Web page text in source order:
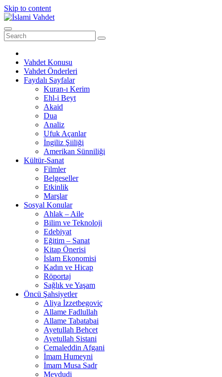
Skip to content
Vahdet Konusu
Vahdet Önderleri
Faydalı Sayfalar
Kuran-ı Kerim
Ehl-i Beyt
Akaid
Dua
Analiz
Ufuk Açanlar
İngiliz Şiiliği
Amerikan Sünniliği
Kültür-Sanat
Filmler
Belgeseller
Etkinlik
Marşlar
Sosyal Konular
Ahlak – Aile
Bilim ve Teknoloji
Edebiyat
Eğitim – Sanat
Kitap Önerisi
İslam Ekonomisi
Kadın ve Hicap
Röportaj
Sağlık ve Yaşam
Öncü Şahsiyetler
Aliya İzzetbegoviç
Allame Fadlullah
Allame Tabatabai
Ayetullah Behcet
Ayetullah Sistani
Cemaleddin Afgani
İmam Humeyni
İmam Musa Sadr
Mevdudi